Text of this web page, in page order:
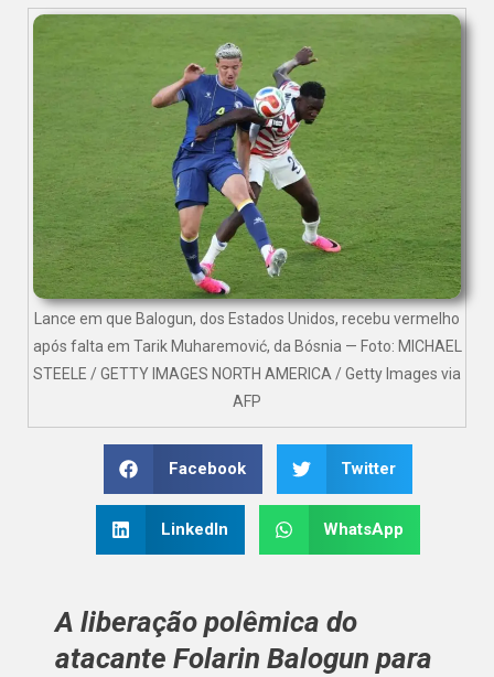
Lance em que Balogun, dos Estados Unidos, recebu vermelho
após falta em Tarik Muharemović, da Bósnia — Foto: MICHAEL
STEELE / GETTY IMAGES NORTH AMERICA / Getty Images via
AFP
Facebook Twitter
LinkedIn WhatsApp
A liberação polêmica do
atacante Folarin Balogun para